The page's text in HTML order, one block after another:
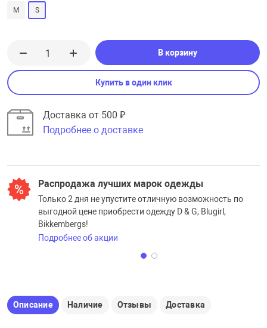
M S
В корзину
Купить в один клик
Доставка от 500 ₽
Подробнее о доставке
Распродажа лучших марок одежды
Только 2 дня не упустите отличную возможность по
выгодной цене приобрести одежду D & G, Blugirl,
Bikkembergs!
Подробнее об акции
Описание Наличие Отзывы Доставка